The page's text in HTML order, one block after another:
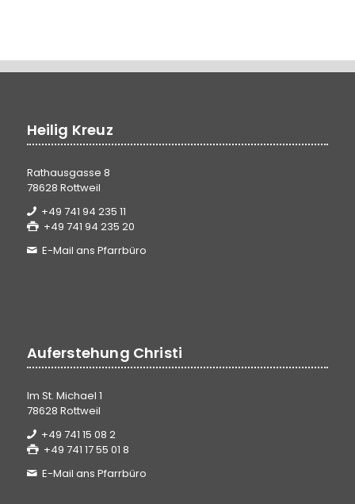
Heilig Kreuz
Rathausgasse 8
78628 Rottweil
+49 741 94 235 11
+49 741 94 235 20
E-Mail ans Pfarrbüro
Auferstehung Christi
Im St. Michael 1
78628 Rottweil
+49 741 15 08 2
+49 741 17 55 01 8
E-Mail ans Pfarrbüro